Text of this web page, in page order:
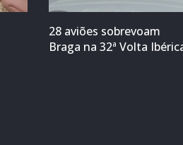
28 aviões sobrevoam
Braga na 32ª Volta